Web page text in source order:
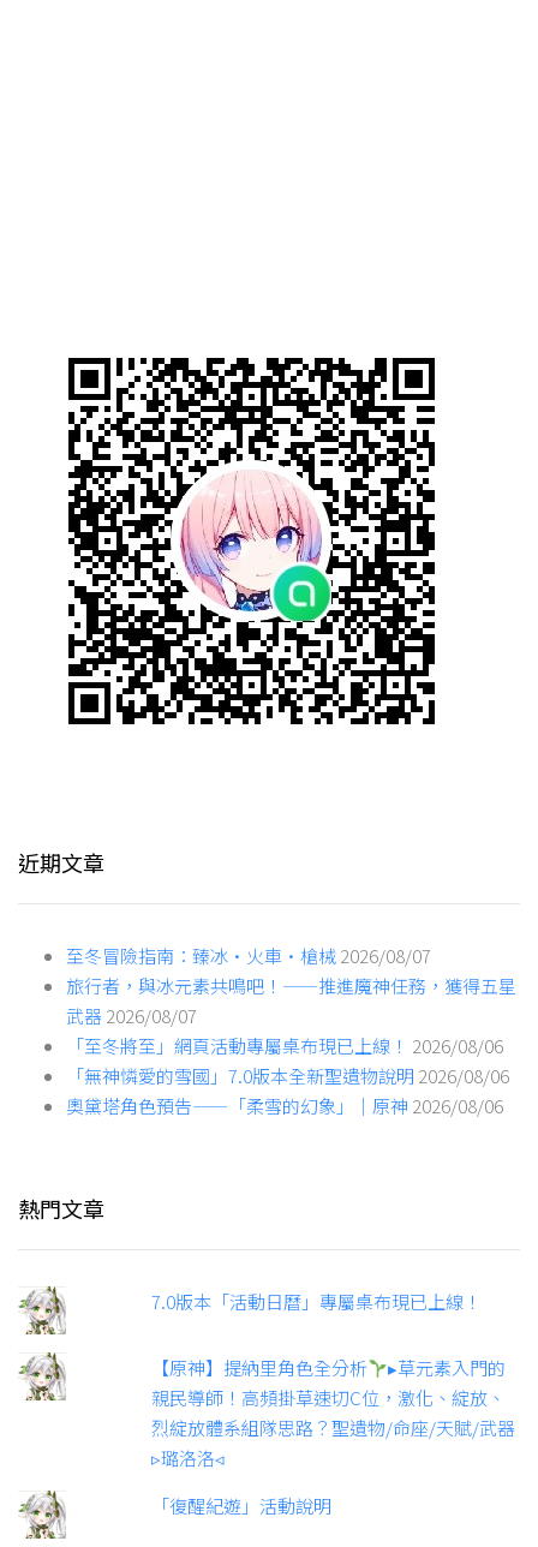
近期文章
至冬冒險指南：臻冰·火車·槍械2026/08/07
旅行者，與冰元素共鳴吧！——推進魔神任務，獲得五星
武器2026/08/07
「至冬將至」網頁活動專屬桌布現已上線！ 2026/08/06
「無神憐愛的雪國」7.0版本全新聖遺物說明 2026/08/06
奧黛塔角色預告——「柔雪的幻象」｜原神 2026/08/06
熱門文章
7.0版本「活動日曆」專屬桌布現已上線！
【原神】提納里角色全分析
▸草元素入門的
親民導師！高頻掛草速切C位，激化、綻放、
烈綻放體系組隊思路？聖遺物/命座/天賦/武器
▹璐洛洛◃
「復醒紀遊」活動說明